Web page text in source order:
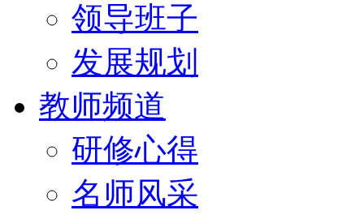
领导班子
发展规划
教师频道
研修心得
名师风采